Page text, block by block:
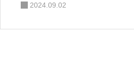
2024.09.02